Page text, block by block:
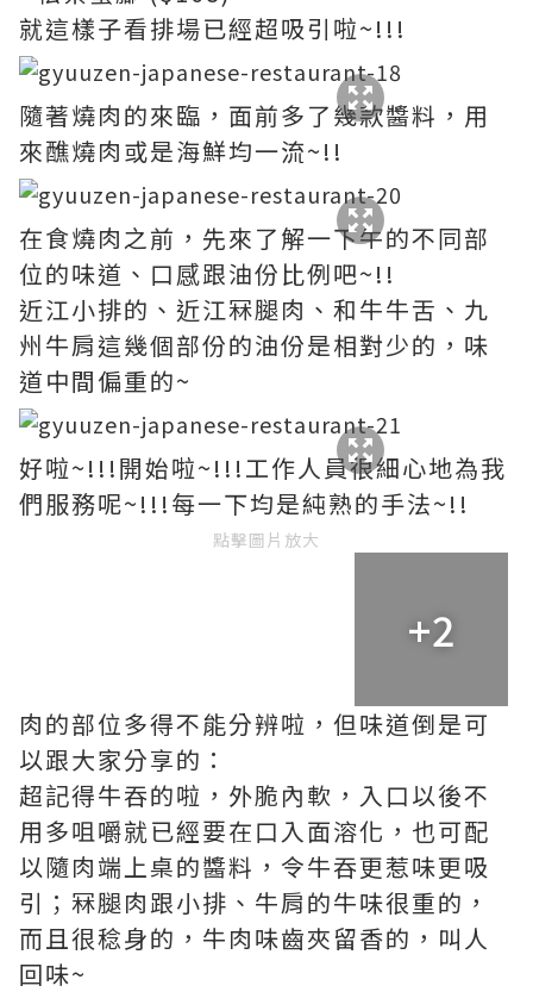
就這樣子看排場已經超吸引啦~!!!
隨著燒肉的來臨，面前多了幾款醬料，用
來醮燒肉或是海鮮均一流~!!
在食燒肉之前，先來了解一下牛的不同部
位的味道、口感跟油份比例吧~!!
近江小排的、近江冧腿肉、和牛牛舌、九
州牛肩這幾個部份的油份是相對少的，味
道中間偏重的~
好啦~!!!開始啦~!!!工作人員很細心地為我
們服務呢~!!!每一下均是純熟的手法~!!
點擊圖片放大
+2
肉的部位多得不能分辨啦，但味道倒是可
以跟大家分享的：
超記得牛吞的啦，外脆內軟，入口以後不
用多咀嚼就已經要在口入面溶化，也可配
以隨肉端上桌的醬料，令牛吞更惹味更吸
引；冧腿肉跟小排、牛肩的牛味很重的，
而且很稔身的，牛肉味齒夾留香的，叫人
回味~